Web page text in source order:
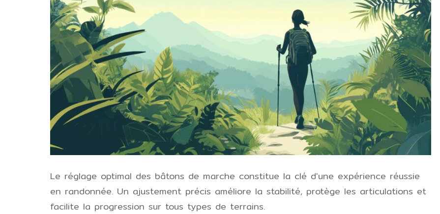
Le réglage optimal des bâtons de marche constitue la clé d'une expérience réussie
en randonnée. Un ajustement précis améliore la stabilité, protège les articulations et
facilite la progression sur tous types de terrains.